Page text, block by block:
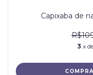
Capixaba de
3 x